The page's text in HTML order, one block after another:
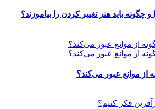
چگونه باید هنر تغییر کردن را بیاموزند؟
از موانع عبور می‌کند؟